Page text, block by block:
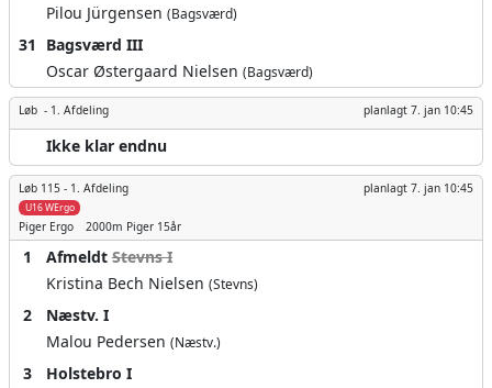
Pilou Jürgensen (Bagsværd)
31
Bagsværd III
Oscar Østergaard Nielsen (Bagsværd)
Løb - 1. Afdeling planlagt 7. jan 10:45
Ikke klar endnu
Løb 115 - 1. Afdeling planlagt 7. jan 10:45
U16 WErgo
Piger Ergo 2000m Piger 15år
1 AfmeldtStevns I
Kristina Bech Nielsen (Stevns)
2
Næstv. I
Malou Pedersen (Næstv.)
3
Holstebro I